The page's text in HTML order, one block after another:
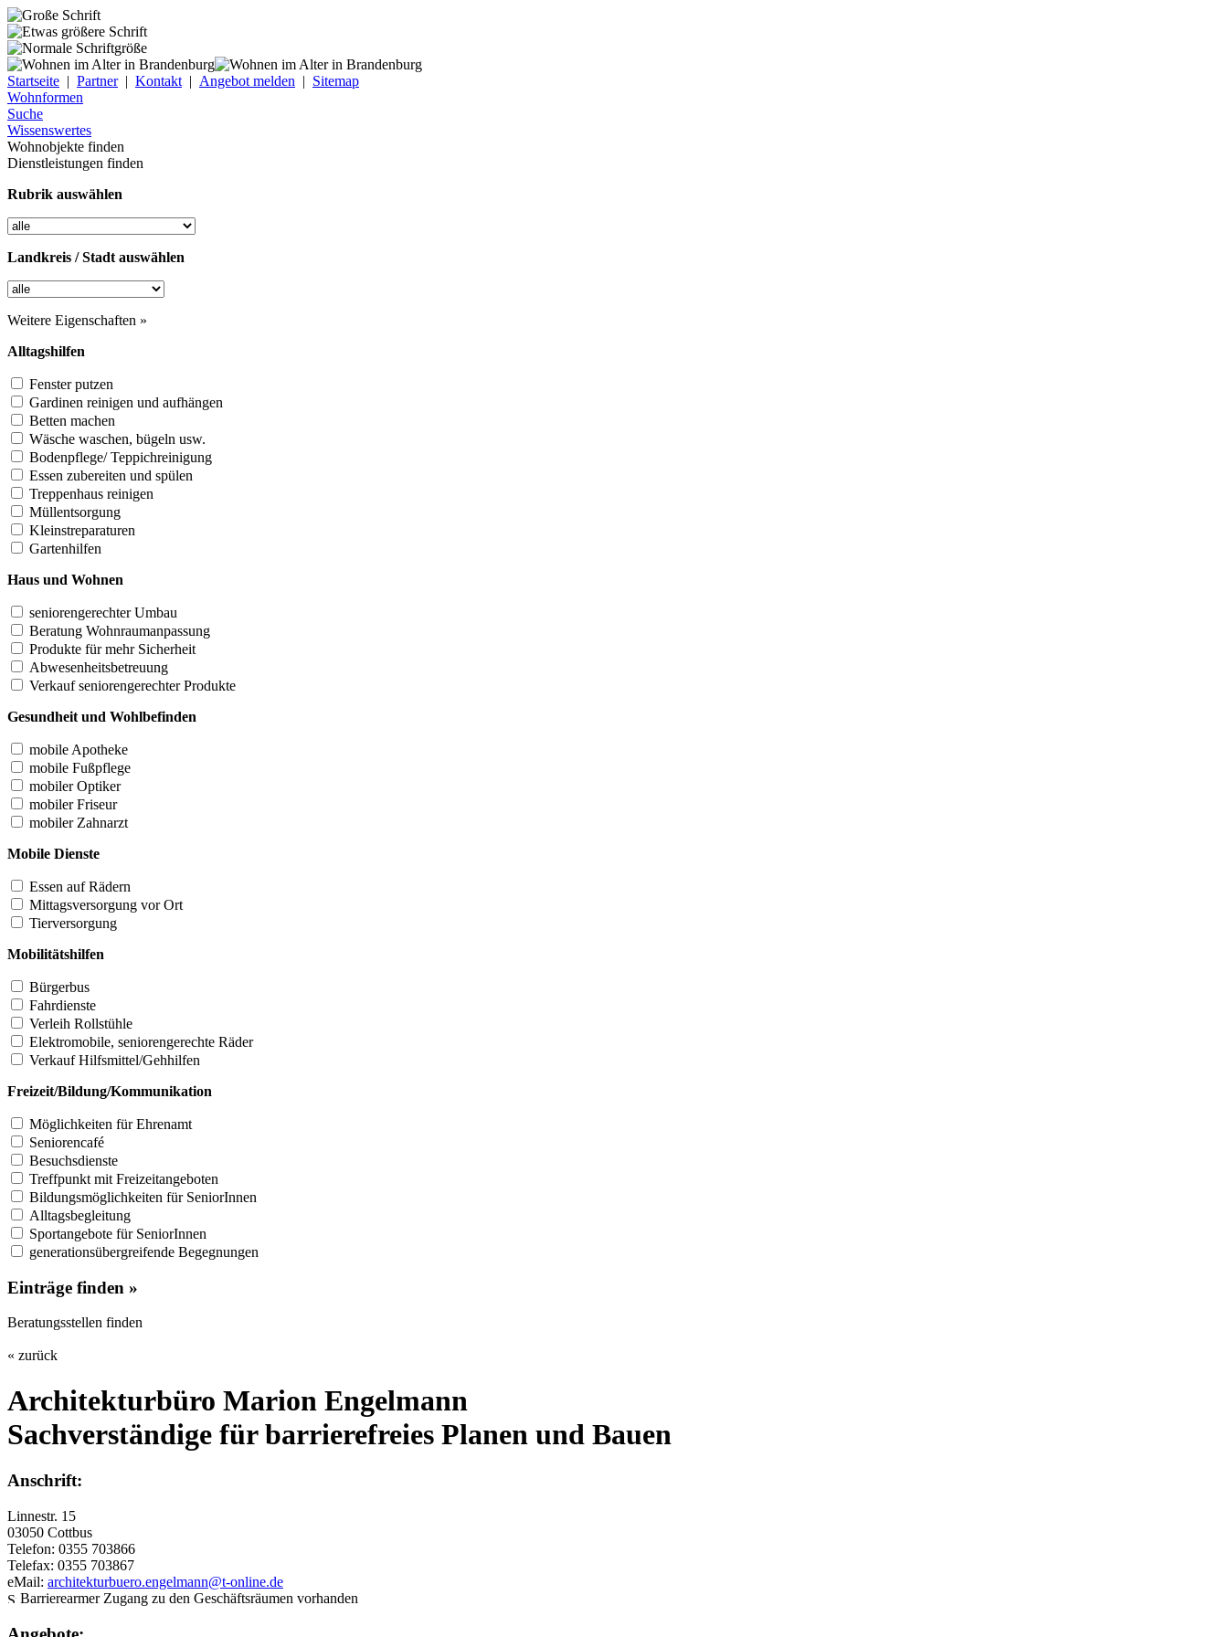
Startseite | Partner| Kontakt | Angebot melden | Sitemap
Wohnformen
Suche
Wissenswertes
Wohnobjekte finden
Dienstleistungen finden
Rubrik auswählen
Landkreis / Stadt auswählen
Weitere Eigenschaften »
Alltagshilfen
Fenster putzen
Gardinen reinigen und aufhängen
Betten machen
Wäsche waschen, bügeln usw.
Bodenpflege/ Teppichreinigung
Essen zubereiten und spülen
Treppenhaus reinigen
Müllentsorgung
Kleinstreparaturen
Gartenhilfen
Haus und Wohnen
seniorengerechter Umbau
Beratung Wohnraumanpassung
Produkte für mehr Sicherheit
Abwesenheitsbetreuung
Verkauf seniorengerechter Produkte
Gesundheit und Wohlbefinden
mobile Apotheke
mobile Fußpflege
mobiler Optiker
mobiler Friseur
mobiler Zahnarzt
Mobile Dienste
Essen auf Rädern
Mittagsversorgung vor Ort
Tierversorgung
Mobilitätshilfen
Bürgerbus
Fahrdienste
Verleih Rollstühle
Elektromobile, seniorengerechte Räder
Verkauf Hilfsmittel/Gehhilfen
Freizeit/Bildung/Kommunikation
Möglichkeiten für Ehrenamt
Seniorencafé
Besuchsdienste
Treffpunkt mit Freizeitangeboten
Bildungsmöglichkeiten für SeniorInnen
Alltagsbegleitung
Sportangebote für SeniorInnen
generationsübergreifende Begegnungen
Einträge finden »
Beratungsstellen finden
« zurück
Architekturbüro Marion Engelmann
Sachverständige für barrierefreies Planen und Bauen
Anschrift:
Linnestr. 15
03050 Cottbus
Telefon: 0355 703866
Telefax: 0355 703867
eMail: architekturbuero.engelmann@t-online.de
Barrierearmer Zugang zu den Geschäftsräumen vorhanden